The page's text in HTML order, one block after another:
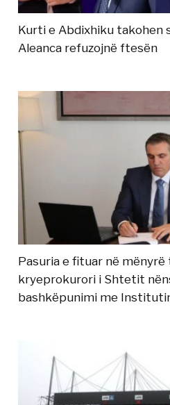
Kurti e Abdixhiku takohen
Aleanca refuzojnë ftesën
Pasuria e fituar në mënyrë
kryeprokurori i Shtetit
bashkëpunimi me